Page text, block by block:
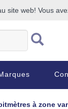
site web! Vous
à zone